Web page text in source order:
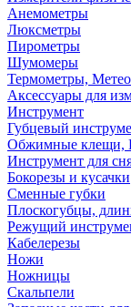
Анемометры
Люксметры
Пирометры
Шумомеры
Термометры,
Аксессуары для
Инструмент
Губцевый
Обжимные клещи,
Инструмент для
Бокорезы и кусачки
Сменные губки
Плоскогубцы,
Режущий
Кабелерезы
Ножи
Ножницы
Скальпели